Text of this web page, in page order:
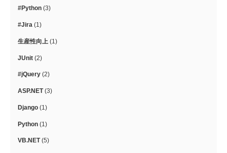
#Python (3)
#Jira (1)
生産性向上 (1)
JUnit (2)
#jQuery (2)
ASP.NET(3)
Django (1)
Python (1)
VB.NET(5)